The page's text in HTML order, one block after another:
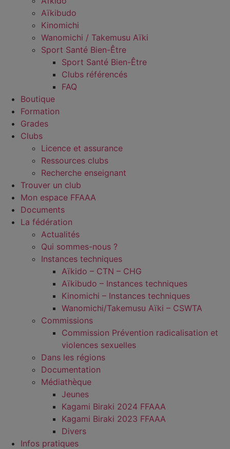
Aïkibudo
Kinomichi
Wanomichi / Takemusu Aïki
Sport Santé Bien-Être
Sport Santé Bien-Être
Clubs référencés
FAQ
Boutique
Formation
Grades
Clubs
Licence et assurance
Ressources clubs
Recherche enseignant
Trouver un club
Mon espace FFAAA
Documents
La fédération
Actualités
Qui sommes-nous ?
Instances techniques
Aïkido – CTN – CHG
Aïkibudo – Instances techniques
Kinomichi – Instances techniques
Wanomichi/Takemusu Aïki – CSWTA
Commissions
Commission Prévention radicalisation et
violences sexuelles
Dans les régions
Documentation
Médiathèque
Jeunes
Kagami Biraki 2024 FFAAA
Kagami Biraki 2023 FFAAA
Divers
Infos pratiques